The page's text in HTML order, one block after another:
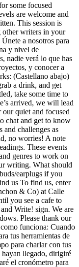
some focused
are welcome and
This session is
other writers in your
a nosotros para
y nivel de
nadie verá lo que has
y conocer a
(Castellano abajo)
a drink, and get
take some time to
arrived, we will lead
quiet and focused
chat and get to know
and challenges as
no worries! A note
These events
genres to work on
writing. What should
earplugs if you
us To find us, enter
& Co) at Calle
you see a cafe to
Write! sign. We are
Please thank our
funciona: Cuando
tus herramientas de
para charlar con tus
hayan llegado, dirigiré
el cronómetro para